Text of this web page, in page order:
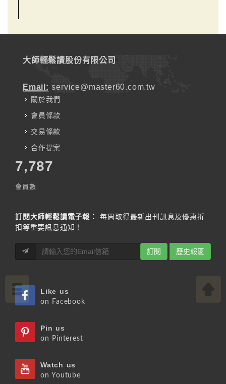
大師輕鬆讀股份有限公司
Email: service@master60.com.tw
關於我們
會員條款
交易條款
合作提案
7,787
會員數
訂閱大師輕鬆讀電子報：
每周取得最新出刊訊息及優惠折
扣等重要訊息通知！
訂閱 歷史報區
Like us
on Facebook
Pin us
on Pinterest
Watch us
on Youtube